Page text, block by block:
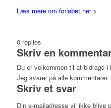
Læs mere om forløbet her >
0 replies
Skriv en
Du er velkommen til at bidrage i
Jeg svarer på alle kommentarer.
Skriv et svar
Din e-mailadresse vil ikke blive